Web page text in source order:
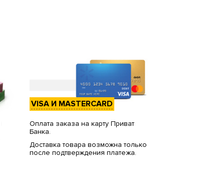
VISA И MASTERCARD
Оплата заказа на карту Приват
Банка.
Доставка товара возможна только
после подтверждения платежа.